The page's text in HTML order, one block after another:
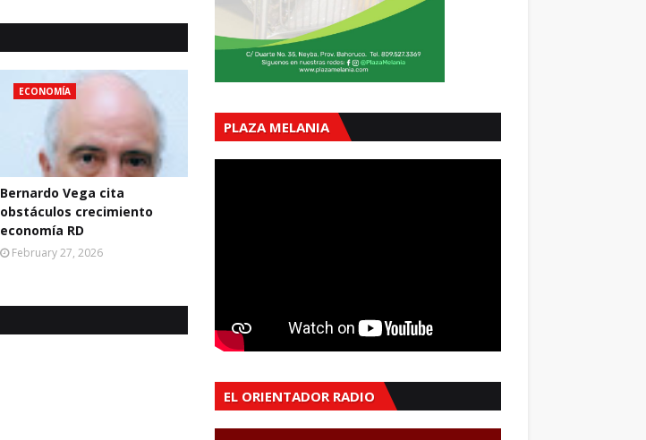
ECONOMÍA
Bernardo Vega cita
obstáculos crecimiento
economía RD
February 27, 2026
PLAZA MELANIA
EL ORIENTADOR RADIO